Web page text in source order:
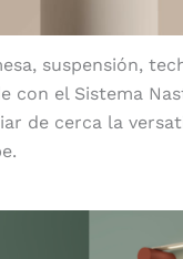
suspensión,
con el Sistema
de cerca la